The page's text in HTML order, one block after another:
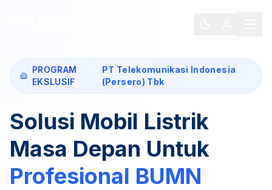
PROGRAM
EKSLUSIF
PT Telekomunikasi Indonesia
(Persero) Tbk
Solusi Mobil Listrik
Masa Depan Untuk
Profesional BUMN